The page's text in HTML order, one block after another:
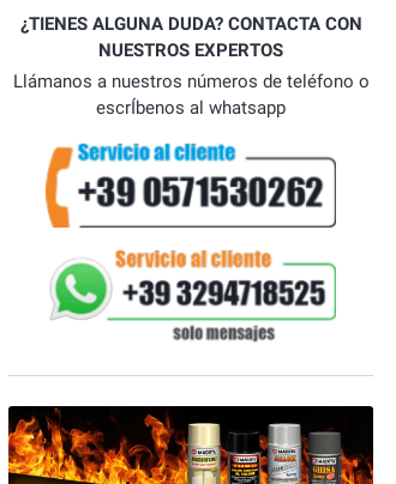
¿TIENES ALGUNA DUDA? CONTACTA CON
NUESTROS EXPERTOS
Llámanos a nuestros números de teléfono o
escrÍbenos al whatsapp